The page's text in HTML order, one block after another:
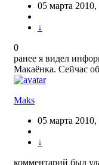
05 марта 2010,
↓
0
ранее я видел
Макаёнка. Сейчас
Maks
05 марта 2010,
↓
комментарий был